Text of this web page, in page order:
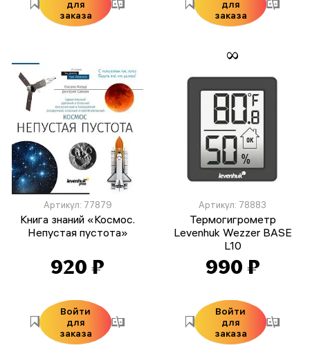
для
заказа
для
заказа
Артикул: 77879
Книга знаний «Космос.
Непустая пустота»
920 ₽
Войти
для
заказа
Артикул: 78883
Термогигрометр
Levenhuk Wezzer BASE
L10
990 ₽
Войти
для
заказа